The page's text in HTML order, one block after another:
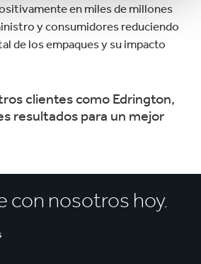
en miles de millones
y consumidores reduciendo
de los empaques y su impacto
clientes como Edrington,
resultados para un mejor
con nosotros hoy.